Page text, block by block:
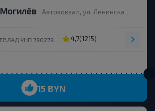
Могилёв Автовокзал, ул. Ленинская 93
4,7(1215)
15 BYN